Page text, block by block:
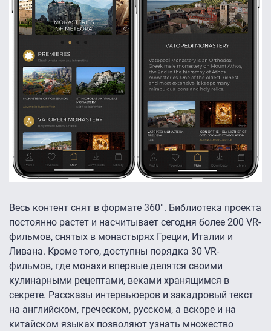
Весь контент снят в формате 360°. Библиотека проекта
постоянно растет и насчитывает сегодня более 200 VR-
фильмов, снятых в монастырях Греции, Италии и
Ливана. Кроме того, доступны порядка 30 VR-
фильмов, где монахи впервые делятся своими
кулинарными рецептами, веками хранящимся в
секрете. Рассказы интервьюеров и закадровый текст
на английском, греческом, русском, а вскоре и на
китайском языках позволяют узнать множество